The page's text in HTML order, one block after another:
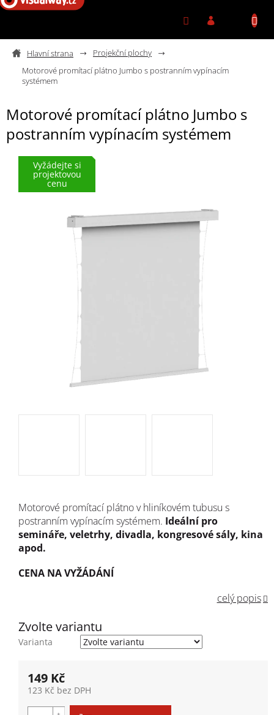
Přejít na obsah
Projekční plochy
Motorové promítací plátno Jumbo s postranním vypínacím
systémem
Motorové promítací plátno Jumbo s
postranním vypínacím systémem
Vyžádejte si
projektovou
cenu
Zvolte variantu
Varianta
Motorové promítací plátno v hliníkovém tubusu s
postranním vypínacím systémem. Ideální pro
semináře, veletrhy, divadla, kongresové sály, kina
apod.
CENA NA VYŽÁDÁNÍ
celý popis
149 Kč
123 Kč bez DPH